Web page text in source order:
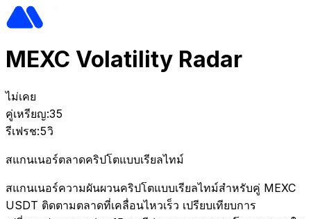
MEXC Volatility Radar
ไม่เคย
คู่เหรียญ:35
รีเฟรช:5วิ
สแกนเนอร์ตลาดคริปโตแบบเรียลไทม์
สแกนเนอร์ความผันผวนคริปโตแบบเรียลไทม์สำหรับคู่ MEXC
USDT ติดตามตลาดที่เคลื่อนไหวเร็ว เปรียบเทียบการ